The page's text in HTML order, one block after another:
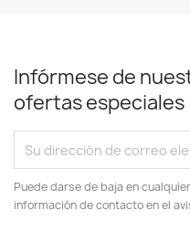
Infórmese de
ofertas especiales
Puede darse de baja en
información de contacto en el